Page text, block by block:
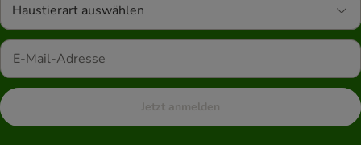
Haustierart auswählen
Jetzt anmelden